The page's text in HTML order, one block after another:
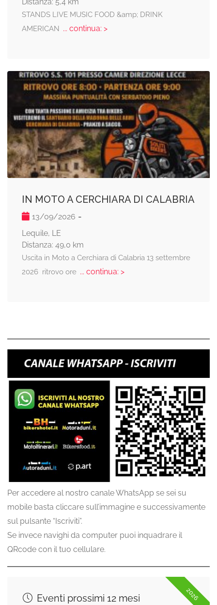
STANDS LIVE MUSIC FOOD &amp; DRINK
AMERICAN ... continua: >
IN MOTO A CERCHIARA DI CALABRIA
13/09/2026 -
Lequile, LE
Distanza: 49,0 km
Uscita in Moto a Cerchiara di Calabria 13 settembre
2026 ritrovo ore... continua: >
Per accedere al nostro canale WhatsApp se sei su
mobile basta cliccare sull’immagine e successivamente
sul pulsante “Iscriviti”.
Se invece navighi da computer puoi inquadrare il
QRcode con il tuo cellulare.
2026
Eventi prossimi 12 mesi